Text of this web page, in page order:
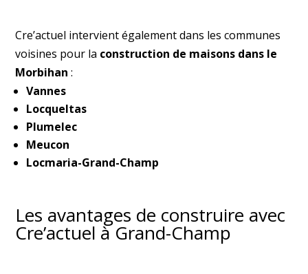
Cre’actuel intervient également dans les communes
voisines pour la construction de maisons dans le
Morbihan :
Vannes
Locqueltas
Plumelec
Meucon
Locmaria-Grand-Champ
Les avantages de construire avec
Cre’actuel à Grand-Champ